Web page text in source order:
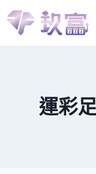
運彩